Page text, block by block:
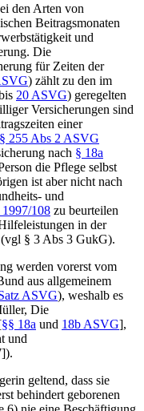
den Arten von
Beitragsmonaten
und
Die
für Zeiten der
) zählt zu den im
20 ASVG) geregelten
Versicherungen sind
einer
§ 255 Abs 2 ASVG
nach § 18a
die Pflege selbst
ist aber nicht nach
und
108 zu beurteilen
in der
§ 3 Abs 3 GukG).
werden vorerst vom
aus allgemeinem
ASVG), weshalb es
Die
§§ 18a und 18b ASVG],
und
geltend, dass sie
behindert geborenen